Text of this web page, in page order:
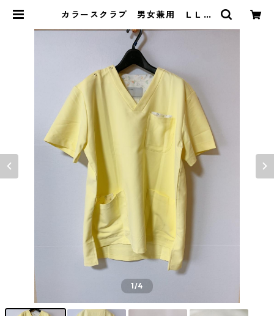
カラースクラブ 男女兼用 ＬＬ
UCK PRODUCE
1/4